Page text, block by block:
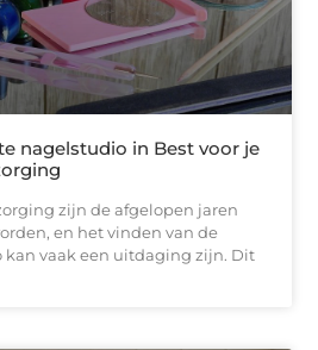
nagelstudio in Best voor je
zijn de afgelopen jaren
en het vinden van de
kan vaak een uitdaging zijn. Dit